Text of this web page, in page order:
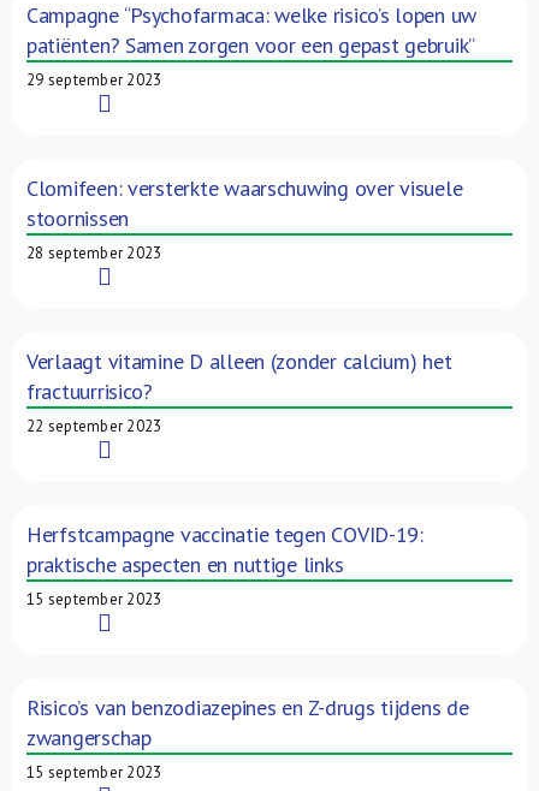
Campagne “Psychofarmaca: welke risico’s lopen uw
patiënten? Samen zorgen voor een gepast gebruik”
29 september 2023
Clomifeen: versterkte waarschuwing over visuele
stoornissen
28 september 2023
Verlaagt vitamine D alleen (zonder calcium) het
fractuurrisico?
22 september 2023
Herfstcampagne vaccinatie tegen COVID-19:
praktische aspecten en nuttige links
15 september 2023
Risico’s van benzodiazepines en Z-drugs tijdens de
zwangerschap
15 september 2023